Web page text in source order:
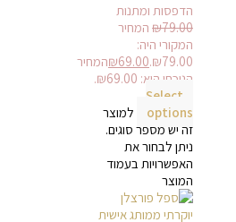
הדפסות ומתנות
₪79.00
המחיר
המקורי היה:
₪79.00.
₪69.00
המחיר
הנוכחי הוא: ₪69.00.
Select
options
למוצר
זה יש מספר סוגים.
ניתן לבחור את
האפשרויות בעמוד
המוצר